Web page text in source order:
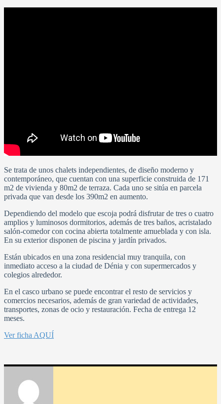
Se trata de unos chalets independientes, de diseño moderno y
contemporáneo, que cuentan con una superficie construida de 171
m2 de vivienda y 80m2 de terraza. Cada uno se sitúa en parcela
privada que van desde los 390m2 en aumento.
Dependiendo del modelo que escoja podrá disfrutar de tres o cuatro
amplios y luminosos dormitorios, además de tres baños, acristalado
salón-comedor con cocina abierta totalmente amueblada y con isla.
En su exterior disponen de piscina y jardín privados.
Están ubicados en una zona residencial muy tranquila, con
inmediato acceso a la ciudad de Dénia y con supermercados y
colegios alrededor.
En el casco urbano se puede encontrar el resto de servicios y
comercios necesarios, además de gran variedad de actividades,
transportes, zonas de ocio y restauración. Fecha de entrega 12
meses.
Ver ficha AQUÍ